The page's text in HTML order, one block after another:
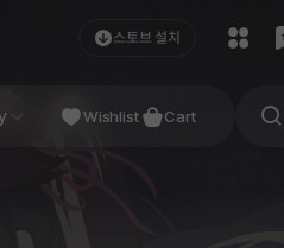
스토브 설치
Studio
Wishlist Cart